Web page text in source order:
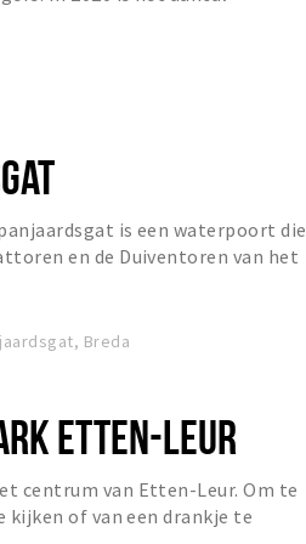
is een waterpoort die
en de Duiventoren van het
Breda
ETTEN-LEUR
centrum van Etten-Leur. Om te
kijken of van een drankje te